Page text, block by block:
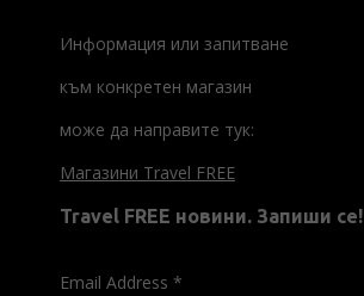
Информация или запитване
към конкретен магазин
може да направите тук:
Магазини Travel FREE
Travel FREE новини. Запиши се!
Email Address *